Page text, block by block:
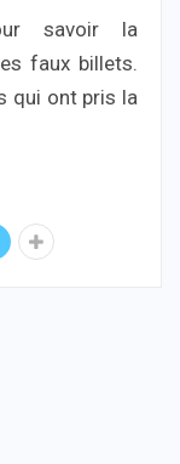
savoir la
faux billets.
qui ont pris la